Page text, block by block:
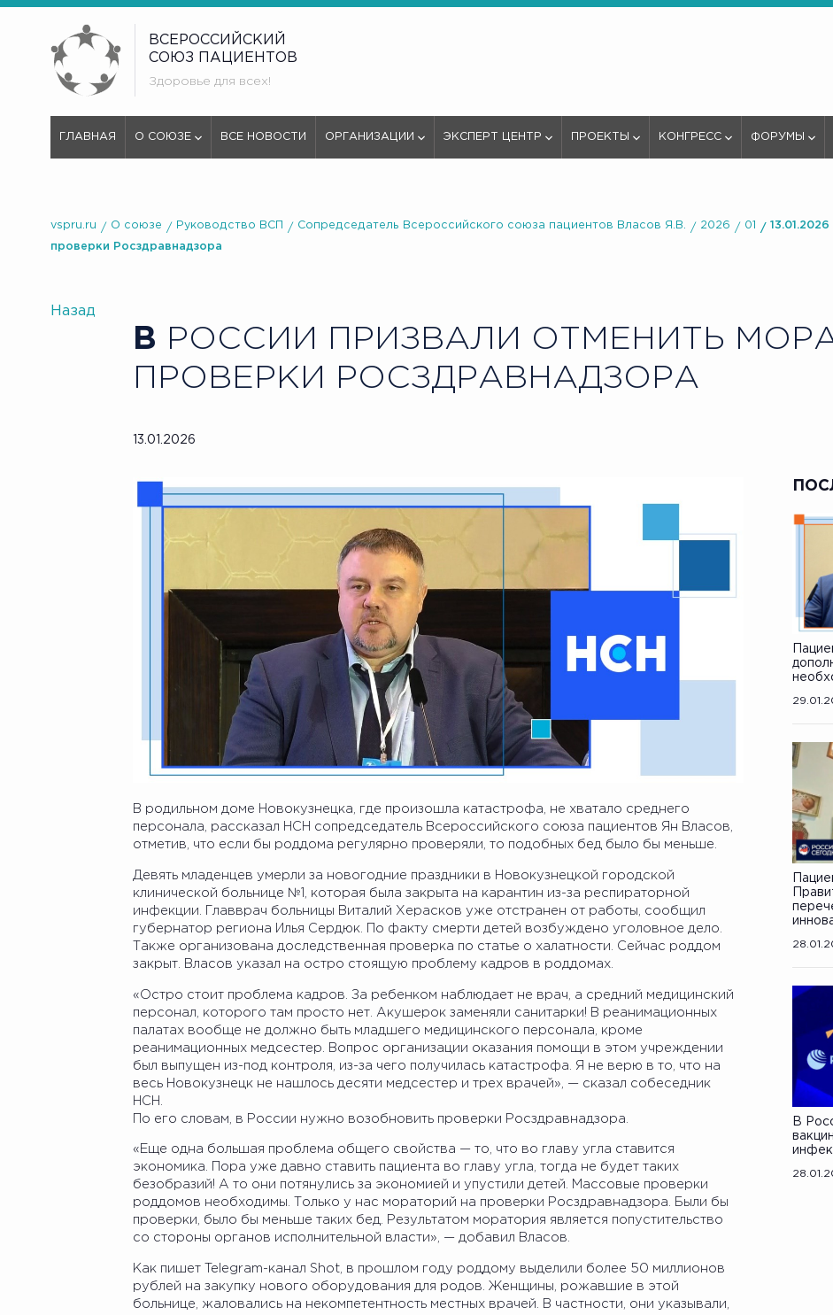
ВСЕРОССИЙСКИЙ
СОЮЗ ПАЦИЕНТОВ
Здоровье для всех!
ГЛАВНАЯ О СОЮЗЕ ВСЕ НОВОСТИ ОРГАНИЗАЦИИ ЭКСПЕРТ ЦЕНТР ПРОЕКТЫ КОНГРЕСС ФОРУМЫ
vspru.ru О союзе Руководство ВСП Сопредседатель Всероссийского союза пациентов Власов Я.В. 2026 01
проверки Росздравнадзора
Назад
В РОССИИ ПРИЗВАЛИ ОТМЕНИТЬ
ПРОВЕРКИ РОСЗДРАВНАДЗОРА
13.01.2026
В родильном доме Новокузнецка, где произошла катастрофа, не хватало среднего
персонала, рассказал НСН сопредседатель Всероссийского союза пациентов Ян Власов,
отметив, что если бы роддома регулярно проверяли, то подобных бед было бы меньше.
Девять младенцев умерли за новогодние праздники в Новокузнецкой городской
клинической больнице №1, которая была закрыта на карантин из-за респираторной
инфекции. Главврач больницы Виталий Херасков уже отстранен от работы, сообщил
губернатор региона Илья Сердюк. По факту смерти детей возбуждено уголовное дело.
Также организована доследственная проверка по статье о халатности. Сейчас роддом
закрыт. Власов указал на остро стоящую проблему кадров в роддомах.
«Остро стоит проблема кадров. За ребенком наблюдает не врач, а средний медицинский
персонал, которого там просто нет. Акушерок заменяли санитарки! В реанимационных
палатах вообще не должно быть младшего медицинского персонала, кроме
реанимационных медсестер. Вопрос организации оказания помощи в этом учреждении
был выпущен из-под контроля, из-за чего получилась катастрофа. Я не верю в то, что на
весь Новокузнецк не нашлось десяти медсестер и трех врачей», — сказал собеседник
НСН.
По его словам, в России нужно возобновить проверки Росздравнадзора.
«Еще одна большая проблема общего свойства — то, что во главу угла ставится
экономика. Пора уже давно ставить пациента во главу угла, тогда не будет таких
безобразий! А то они потянулись за экономией и упустили детей. Массовые проверки
роддомов необходимы. Только у нас мораторий на проверки Росздравнадзора. Были бы
проверки, было бы меньше таких бед. Результатом моратория является попустительство
со стороны органов исполнительной власти», — добавил Власов.
Как пишет Telegram-канал Shot, в прошлом году роддому выделили более 50 миллионов
рублей на закупку нового оборудования для родов. Женщины, рожавшие в этой
больнице, жаловались на некомпетентность местных врачей. В частности, они указывали,
В